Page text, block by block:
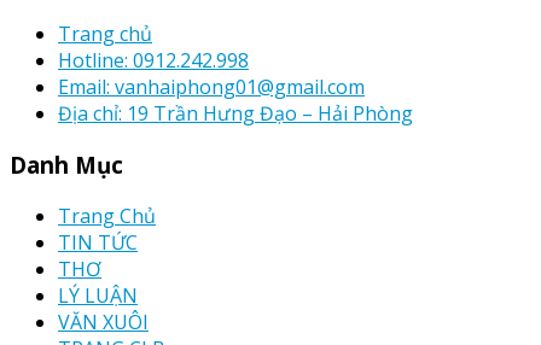
Trang chủ
Hotline: 0912.242.998
Email: vanhaiphong01@gmail.com
Địa chỉ: 19 Trần Hưng Đạo – Hải Phòng
Danh Mục
Trang Chủ
TIN TỨC
THƠ
LÝ LUẬN
VĂN XUÔI